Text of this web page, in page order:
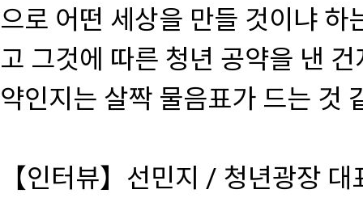
으로 어떤 세상을 만들 것이냐 하
고 그것에 따른 청년 공약을 낸
약인지는 살짝 물음표가 드는 것
【인터뷰】선민지 / 청년광장 대